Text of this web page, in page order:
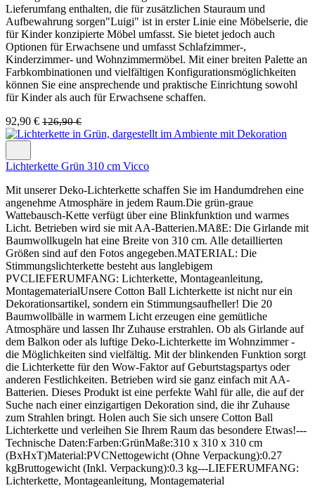
Lieferumfang enthalten, die für zusätzlichen Stauraum und
Aufbewahrung sorgen"Luigi" ist in erster Linie eine Möbelserie, die
für Kinder konzipierte Möbel umfasst. Sie bietet jedoch auch
Optionen für Erwachsene und umfasst Schlafzimmer-,
Kinderzimmer- und Wohnzimmermöbel. Mit einer breiten Palette an
Farbkombinationen und vielfältigen Konfigurationsmöglichkeiten
können Sie eine ansprechende und praktische Einrichtung sowohl
für Kinder als auch für Erwachsene schaffen.
92,90 € 126,90 €
Lichterkette Grün 310 cm Vicco
Mit unserer Deko-Lichterkette schaffen Sie im Handumdrehen eine
angenehme Atmosphäre in jedem Raum.Die grün-graue
Wattebausch-Kette verfügt über eine Blinkfunktion und warmes
Licht. Betrieben wird sie mit AA-Batterien.MAßE: Die Girlande mit
Baumwollkugeln hat eine Breite von 310 cm. Alle detaillierten
Größen sind auf den Fotos angegeben.MATERIAL: Die
Stimmungslichterkette besteht aus langlebigem
PVCLIEFERUMFANG: Lichterkette, Montageanleitung,
MontagematerialUnsere Cotton Ball Lichterkette ist nicht nur ein
Dekorationsartikel, sondern ein Stimmungsaufheller! Die 20
Baumwollbälle in warmem Licht erzeugen eine gemütliche
Atmosphäre und lassen Ihr Zuhause erstrahlen. Ob als Girlande auf
dem Balkon oder als luftige Deko-Lichterkette im Wohnzimmer -
die Möglichkeiten sind vielfältig. Mit der blinkenden Funktion sorgt
die Lichterkette für den Wow-Faktor auf Geburtstagspartys oder
anderen Festlichkeiten. Betrieben wird sie ganz einfach mit AA-
Batterien. Dieses Produkt ist eine perfekte Wahl für alle, die auf der
Suche nach einer einzigartigen Dekoration sind, die ihr Zuhause
zum Strahlen bringt. Holen auch Sie sich unsere Cotton Ball
Lichterkette und verleihen Sie Ihrem Raum das besondere Etwas!---
Technische Daten:Farben:GrünMaße:310 x 310 x 310 cm
(BxHxT)Material:PVCNettogewicht (Ohne Verpackung):0.27
kgBruttogewicht (Inkl. Verpackung):0.3 kg---LIEFERUMFANG:
Lichterkette, Montageanleitung, Montagematerial